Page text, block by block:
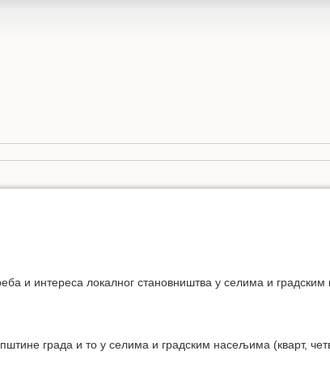
и интереса локалног становништва у селима и
града и то у селима и градским насељима (кварт,